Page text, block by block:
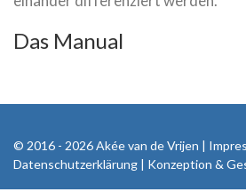
Das Manual
© 2016 - 2026 Akée van de Vrijen |
Datenschutzerklärung | Konzeption &